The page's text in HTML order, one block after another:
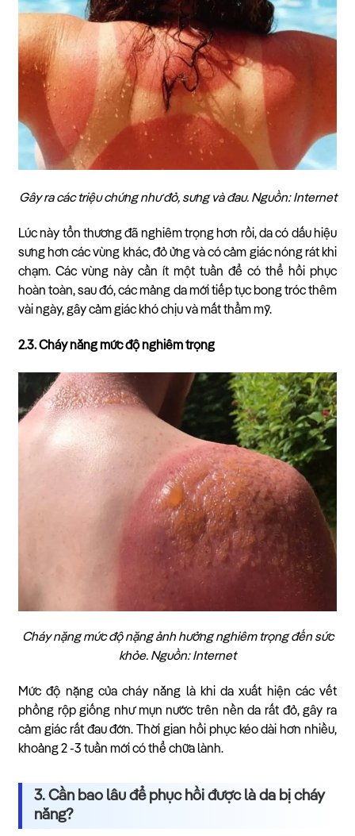
Gây ra các triệu chứng như đỏ, sưng và đau. Nguồn: Internet
Lúc này tổn thương đã nghiêm trọng hơn rồi, da có dấu hiệu
sưng hơn các vùng khác, đỏ ửng và có cảm giác nóng rát khi
chạm. Các vùng này cần ít một tuần để có thể hồi phục
hoàn toàn, sau đó, các mảng da mới tiếp tục bong tróc thêm
vài ngày, gây cảm giác khó chịu và mất thẩm mỹ.
2.3. Cháy nắng mức độ nghiêm trọng
Cháy nặng mức độ nặng ảnh hưởng nghiêm trọng đến sức
khỏe. Nguồn: Internet
Mức độ nặng của cháy nắng là khi da xuất hiện các vết
phồng rộp giống như mụn nước trên nền da rất đỏ, gây ra
cảm giác rất đau đớn. Thời gian hồi phục kéo dài hơn nhiều,
khoảng 2 -3 tuần mới có thể chữa lành.
3. Cần bao lâu để phục hồi được là da bị cháy
nắng?